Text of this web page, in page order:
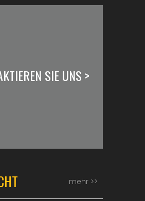
SIE UNS >
mehr >>